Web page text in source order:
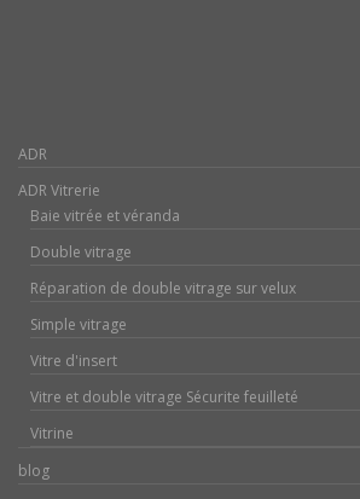
ADR
ADR Vitrerie
Baie vitrée et véranda
Double vitrage
Réparation de double vitrage sur velux
Simple vitrage
Vitre d'insert
Vitre et double vitrage Sécurite feuilleté
Vitrine
blog